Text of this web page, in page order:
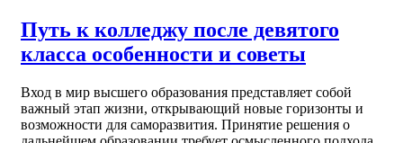
Путь к колледжу после девятого
класса особенности и советы
Вход в мир высшего образования представляет собой
важный этап жизни, открывающий новые горизонты и
возможности для саморазвития. Принятие решения о